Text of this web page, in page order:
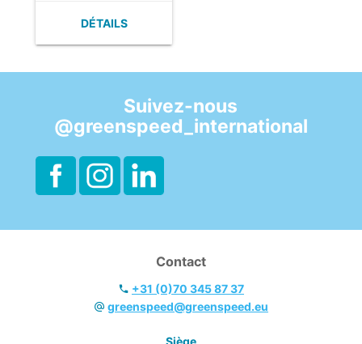
DÉTAILS
Suivez-nous
@greenspeed_international
Contact
+31 (0)70 345 87 37
greenspeed@greenspeed.eu
Siège